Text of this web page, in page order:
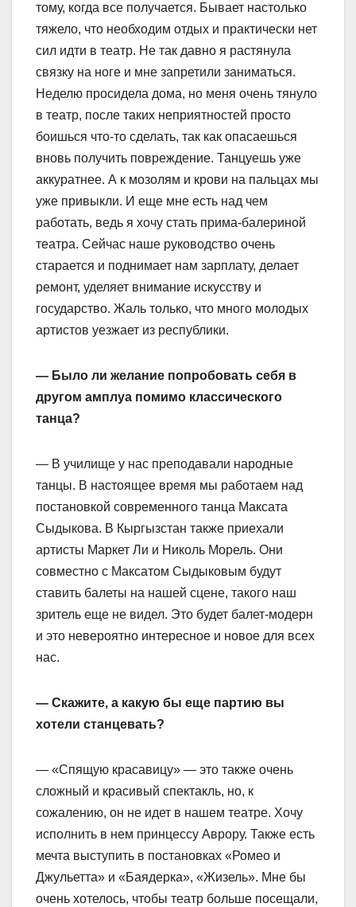
тому, когда все получается. Бывает настолько
тяжело, что необходим отдых и практически нет
сил идти в театр. Не так давно я растянула
связку на ноге и мне запретили заниматься.
Неделю просидела дома, но меня очень тянуло
в театр, после таких неприятностей просто
боишься что-то сделать, так как опасаешься
вновь получить повреждение. Танцуешь уже
аккуратнее. А к мозолям и крови на пальцах мы
уже привыкли. И еще мне есть над чем
работать, ведь я хочу стать прима-балериной
театра. Сейчас наше руководство очень
старается и поднимает нам зарплату, делает
ремонт, уделяет внимание искусству и
государство. Жаль только, что много молодых
артистов уезжает из республики.
— Было ли желание попробовать себя в
другом амплуа помимо классического
танца?
— В училище у нас преподавали народные
танцы. В настоящее время мы работаем над
постановкой современного танца Максата
Сыдыкова. В Кыргызстан также приехали
артисты Маркет Ли и Николь Морель. Они
совместно с Максатом Сыдыковым будут
ставить балеты на нашей сцене, такого наш
зритель еще не видел. Это будет балет-модерн
и это невероятно интересное и новое для всех
нас.
— Скажите, а какую бы еще партию вы
хотели станцевать?
— «Спящую красавицу» — это также очень
сложный и красивый спектакль, но, к
сожалению, он не идет в нашем театре. Хочу
исполнить в нем принцессу Аврору. Также есть
мечта выступить в постановках «Ромео и
Джульетта» и «Баядерка», «Жизель». Мне бы
очень хотелось, чтобы театр больше посещали,